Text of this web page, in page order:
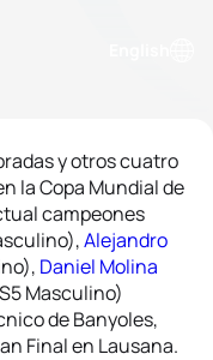
y otros cuatro
la Copa Mundial de
campeones
Alejandro
Daniel Molina
Masculino)
de Banyoles,
Final en Lausana.